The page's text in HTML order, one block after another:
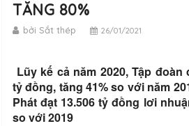
TĂNG 80%
bởi Sắt thép 26/01/2021
Lũy kế cả năm 2020, Tập đoàn
tỷ đồng, tăng 41% so với năm
Phát đạt 13.506 tỷ đồng lơi
so với 2019